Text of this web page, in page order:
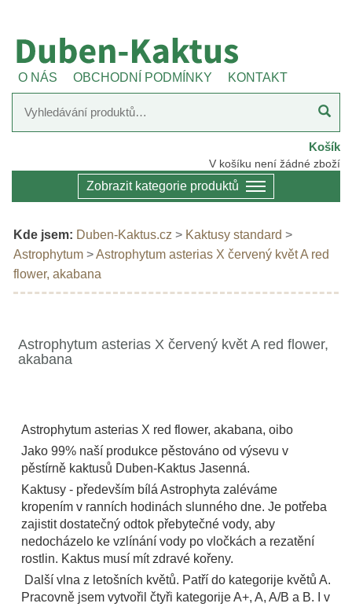
O NÁS OBCHODNÍ PODMÍNKY KONTAKT
Košík
V košíku není žádné zboží
Zobrazit kategorie produktů
Kde jsem: Duben-Kaktus.cz > Kaktusy standard >
Astrophytum >Astrophytum asterias X červený květ A red
flower, akabana
Astrophytum asterias X červený květ A red flower,
akabana
Astrophytum asterias X red flower, akabana, oibo
Jako 99% naší produkce pěstováno od výsevu v
pěstírně kaktusů Duben-Kaktus Jasenná.
Kaktusy - především bílá Astrophyta zaléváme
kropením v ranních hodinách slunného dne. Je potřeba
zajistit dostatečný odtok přebytečné vody, aby
nedocházelo ke vzlínání vody po vločkách a rezatění
rostlin. Kaktus musí mít zdravé kořeny.
Další vlna z letošních květů. Patří do kategorije květů A.
Pracovně jsem vytvořil čtyři kategorije A+, A, A/B a B. I v